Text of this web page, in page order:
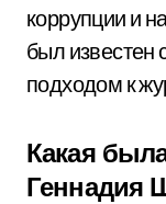
коррупции и
был
подходом к
Какая
Геннадия